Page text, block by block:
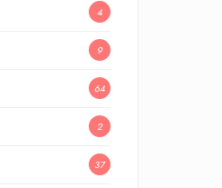
4
9
64
2
37